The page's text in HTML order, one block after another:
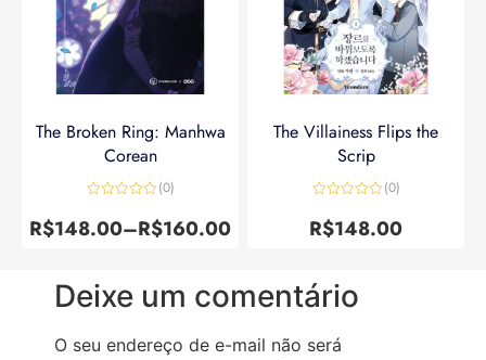
The Broken Ring: Manhwa
Corean
0
de
(0)
R$148.00–R$160.00
The Villainess Flips the
Scrip
0
de
(0)
R$148.00
Deixe um comentário
O seu endereço de e-mail não será